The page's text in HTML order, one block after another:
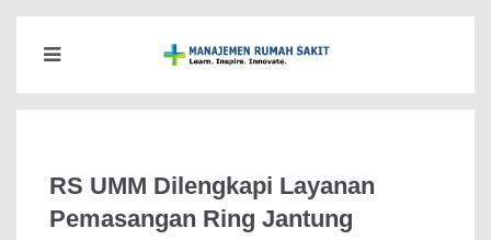
RS UMM Dilengkapi Layanan
Pemasangan Ring Jantung